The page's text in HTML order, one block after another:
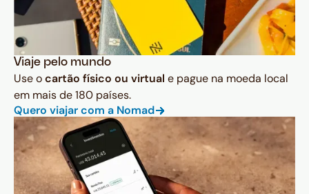
Viaje pelo mundo
Use ocartão físico ou virtual e pague na moeda local
em mais de 180 países.
Quero viajar com a Nomad